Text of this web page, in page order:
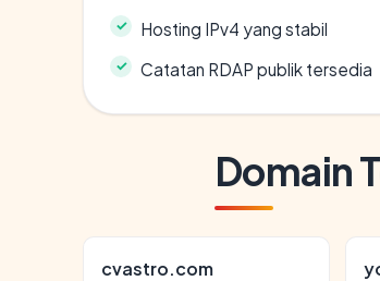
Hosting IPv4 yang stabil
Catatan RDAP publik tersedia
Domain
cvastro.com